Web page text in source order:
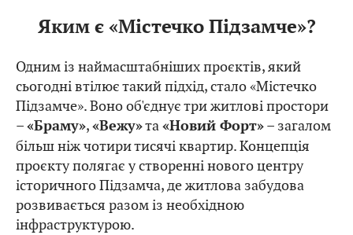
Яким є «Містечко Підзамче»?
Одним із наймасштабніших проєктів, який
сьогодні втілює такий підхід, стало «Містечко
Підзамче». Воно об'єднує три житлові простори
–«Браму»,«Вежу»та«Новий Форт»– загалом
більш ніж чотири тисячі квартир. Концепція
проєкту полягає у створенні нового центру
історичного Підзамча, де житлова забудова
розвивається разом із необхідною
інфраструктурою.